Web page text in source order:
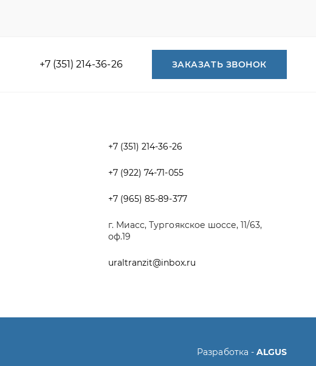
+7 (351) 214-36-26
оф.19
uraltranzit@inbox.ru